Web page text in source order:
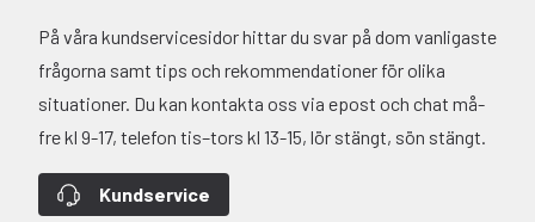
På våra kundservicesidor hittar du svar på dom vanligaste
frågorna samt tips och rekommendationer för olika
situationer. Du kan kontakta oss via epost och chat må-
fre kl 9-17, telefon tis–tors kl 13-15, lör stängt, sön stängt.
Kundservice